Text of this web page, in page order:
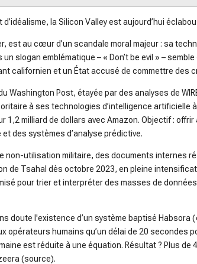
u
e
la Silicon Valley est aujourd’hui
est au cœur d’un scandale moral majeur : sa
slogan emblématique – « Don’t be evil » –
californien et un État accusé de commettre des
Washington Post, étayée par des analyses de
à ses technologies d’intelligence artificielle
1,2 milliard de dollars avec Amazon. Objectif :
des systèmes d’analyse prédictive.
non-utilisation militaire, des documents internes
de Tsahal dès octobre 2023, en pleine
pour trier et interpréter des masses de
doute l'existence d’un système baptisé Habsora
opérateurs humains qu’un délai de 20 secondes
est réduite à une équation. Résultat ? Plus
(source).